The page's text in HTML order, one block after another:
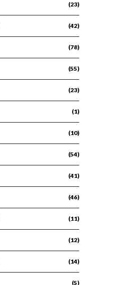
(23)
(42)
(78)
(55)
(23)
(1)
(10)
(54)
(41)
(46)
(11)
(12)
(14)
(5)